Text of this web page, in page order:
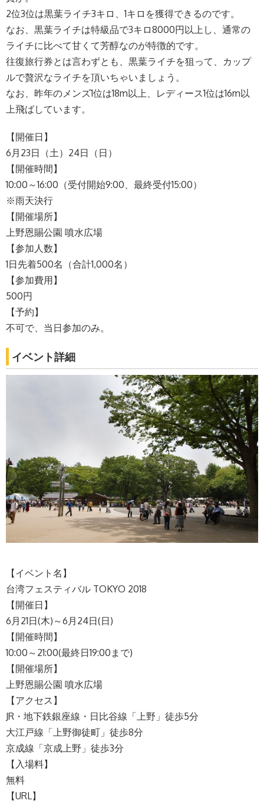
2位3位は黒葉ライチ3キロ、1キロを獲得できるのです。
なお、黒葉ライチは特級品で3キロ8000円以上し、通常の
ライチに比べて甘くて芳醇なのが特徴的です。
往復旅行券とは言わずとも、黒葉ライチを狙って、カップ
ルで贅沢なライチを頂いちゃいましょう。
なお、昨年のメンズ1位は18m以上、レディース1位は16m以
上飛ばしています。
【開催日】
6月23日（土）24日（日）
【開催時間】
10:00～16:00（受付開始9:00、最終受付15:00）
※雨天決行
【開催場所】
上野恩賜公園 噴水広場
【参加人数】
1日先着500名（合計1,000名）
【参加費用】
500円
【予約】
不可で、当日参加のみ。
イベント詳細
【イベント名】
台湾フェスティバル TOKYO 2018
【開催日】
6月21日(木)～6月24日(日)
【開催時間】
10:00～21:00(最終日19:00まで)
【開催場所】
上野恩賜公園 噴水広場
【アクセス】
JR・地下鉄銀座線・日比谷線「上野」徒歩5分
大江戸線「上野御徒町」徒歩8分
京成線「京成上野」徒歩3分
【入場料】
無料
【URL】